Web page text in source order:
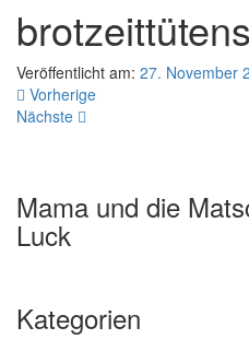
Veröffentlicht am: 27. November
Vorherige
Nächste
Mama und die
Luck
Kategorien